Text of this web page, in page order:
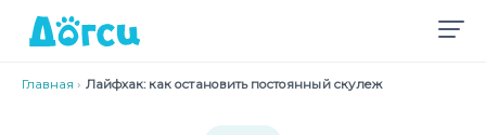
Главная › Лайфхак: как остановить постоянный скулеж